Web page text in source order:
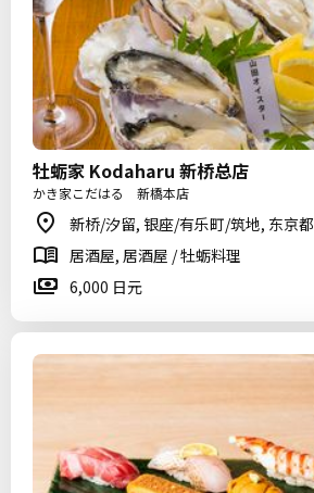
牡蛎家 Kodaharu 新桥总店
かき家こだはる 新橋本店
新桥/汐留, 银座/有乐町/筑地, 东京都
居酒屋, 居酒屋 / 牡蛎料理
6,000 日元